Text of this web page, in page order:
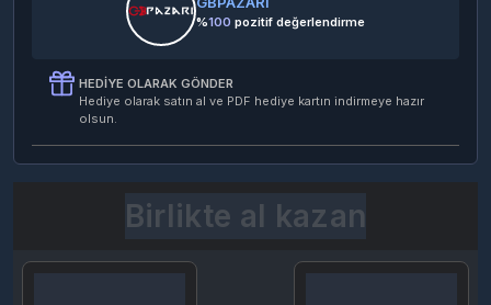
%100 pozitif değerlendirme
HEDIYE OLARAK GÖNDER
Hediye olarak satın al ve PDF hediye kartın indirmeye hazır
olsun.
Birlikte al kazan